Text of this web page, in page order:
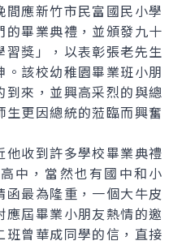
應新竹市民富國民小學
畢業典禮，並頒發九十
習獎」，以表彰張老先生
。該校幼稚園畢業班小朋
到來，並興高采烈的與總
更因總統的蒞臨而興奮
收到許多學校畢業典禮
中，當然也有國中和小
最為隆重，一個大牛皮
屆畢業小朋友熱情的邀
曾華成同學的信，直接